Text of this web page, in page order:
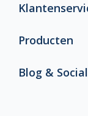
Producten
Blog & Social